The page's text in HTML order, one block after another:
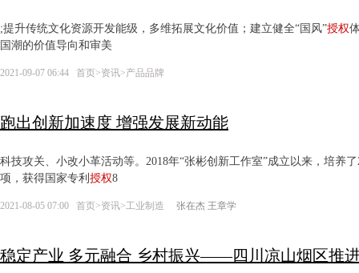
;提升传统文化资源开发能级，多维拓展文化价值；建立健全“国风”授权
国潮的价值导向和审美
2021-09-07 06:44 首页>资讯>产品品牌
跑出创新加速度 增强发展新动能
科技攻关、小改小革活动等。2018年“张彬创新工作室”成立以来，培养
项，获得国家专利 授权8
2021-08-05 07:00 首页>资讯>工业制造 张在杰 王章学
稳定产业 多元融合 乡村振兴——四川凉山烟区推